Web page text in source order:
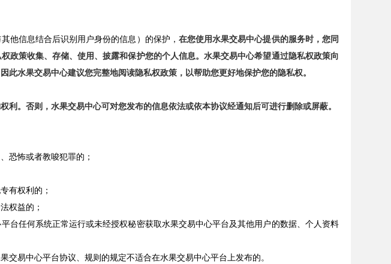
他信息结合后识别用户身份的信息）的保护， 在您使用水果交易中心提供的服务时，您同
政策收集、存储、使用、披露和保护您的个人信息。水果交易中心希望通过隐私权政策向
此水果交易中心建议您完整地阅读隐私权政策，以帮助您更好地保护您的隐私权。
利。否则，水果交易中心可对您发布的信息依法或依本协议经通知后可进行删除或屏蔽。
恐怖或者教唆犯罪的；
有权利的；
权益的；
台任何系统正常运行或未经授权秘密获取水果交易中心平台及其他用户的数据、个人资料
交易中心平台协议、规则的规定不适合在水果交易中心平台上发布的。